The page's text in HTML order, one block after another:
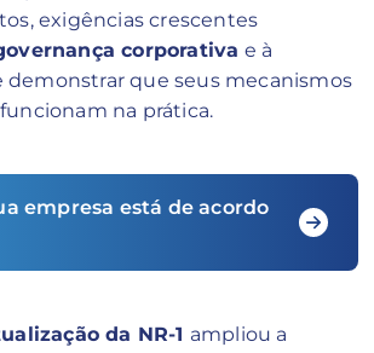
exigências crescentes
corporativa e à
demonstrar que seus mecanismos
na prática.
empresa está de acordo
da NR-1 ampliou a